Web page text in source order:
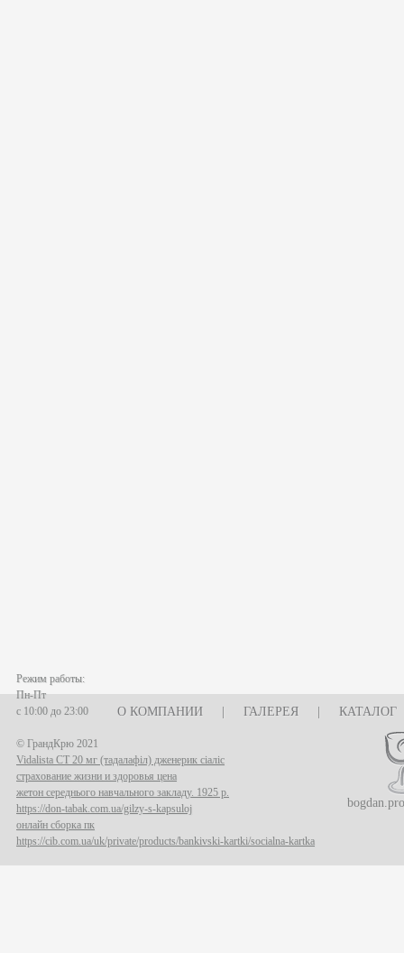
О КОМПАНИИ ГАЛЕРЕЯ КАТАЛОГ
Режим работы:
Пн-Пт
с 10:00 до 23:00
© ГрандКрю 2021
Vidalista CT 20 мг (тадалафіл) дженерик сіаліс
страхование жизни и здоровья цена
жетон середнього навчального закладу. 1925 р.
https://don-tabak.com.ua/gilzy-s-kapsuloj
онлайн сборка пк
https://cib.com.ua/uk/private/products/bankivski-kartki/socialna-kartka